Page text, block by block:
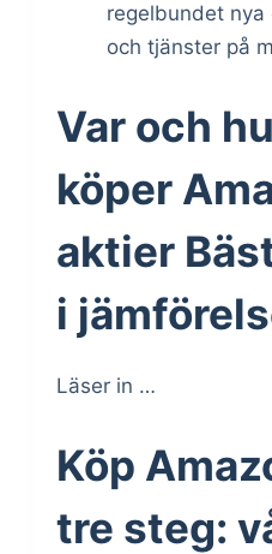
regelbundet
och tjänster på
Var och
köper
aktier
i
Läser in …
Köp
tre steg: